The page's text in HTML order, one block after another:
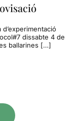
d’experimentació
dissabte 4 de
ballarines […]